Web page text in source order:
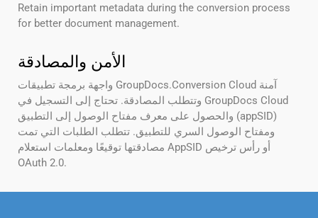
Retain important metadata during the conversion process
for better document management.
الأمن والمصادقة
واجهة برمجة تطبيقات GroupDocs.Conversion Cloud آمنة
وتتطلب المصادقة. تحتاج إلى التسجيل في GroupDocs Cloud
والحصول على معرف مفتاح الوصول إلى التطبيق (appSID)
ومفتاح الوصول السري للتطبيق. تتطلب الطلبات التي تمت
مصادقتها توقيعًا ومعلمات استعلام AppSID أو رأس ترخيص
OAuth 2.0.